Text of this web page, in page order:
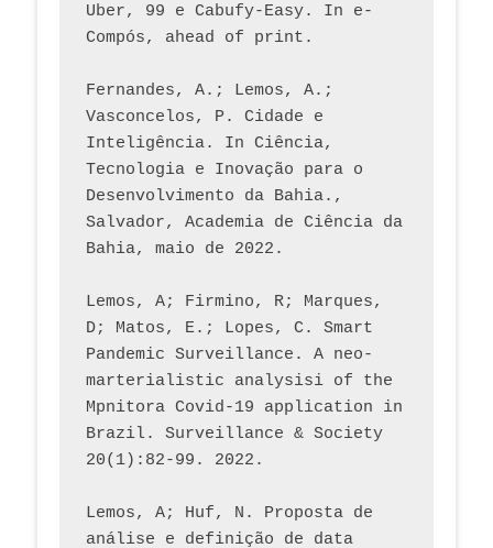
Uber, 99 e Cabufy-Easy. In e-
Compós, ahead of print.
Fernandes, A.; Lemos, A.;
Vasconcelos, P. Cidade e
Inteligência. In Ciência,
Tecnologia e Inovação para o
Desenvolvimento da Bahia.,
Salvador, Academia de Ciência da
Bahia, maio de 2022.
Lemos, A; Firmino, R; Marques,
D; Matos, E.; Lopes, C. Smart
Pandemic Surveillance. A neo-
marterialistic analysisi of the
Mpnitora Covid-19 application in
Brazil. Surveillance & Society
20(1):82-99. 2022.
Lemos, A; Huf, N. Proposta de
análise e definição de data